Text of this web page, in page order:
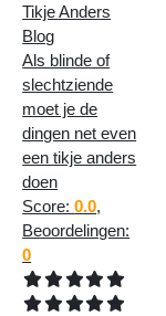
Tikje Anders
Blog
Als blinde of
slechtziende
moet je de
dingen net even
een tikje anders
doen
Score:0.0,
Beoordelingen:
0